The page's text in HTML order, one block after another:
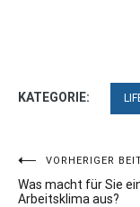
KATEGORIE:
VORHERIGER
Was macht für Sie
Arbeitsklima aus?